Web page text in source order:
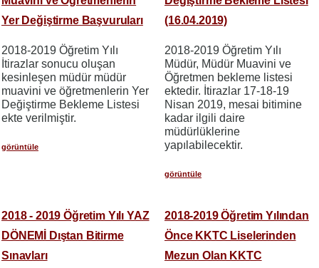
Yer Değiştirme Başvuruları
2018-2019 Öğretim Yılı
İtirazlar sonucu oluşan
kesinleşen müdür müdür
muavini ve öğretmenlerin Yer
Değiştirme Bekleme Listesi
ekte verilmiştir.
görüntüle
(16.04.2019)
2018-2019 Öğretim Yılı
Müdür, Müdür Muavini ve
Öğretmen bekleme listesi
ektedir. İtirazlar 17-18-19
Nisan 2019, mesai bitimine
kadar ilgili daire
müdürlüklerine
yapılabilecektir.
görüntüle
2018 - 2019 Öğretim Yılı YAZ
DÖNEMİ Dıştan Bitirme
Sınavları
2018-2019 Öğretim Yılından
Önce KKTC Liselerinden
Mezun Olan KKTC